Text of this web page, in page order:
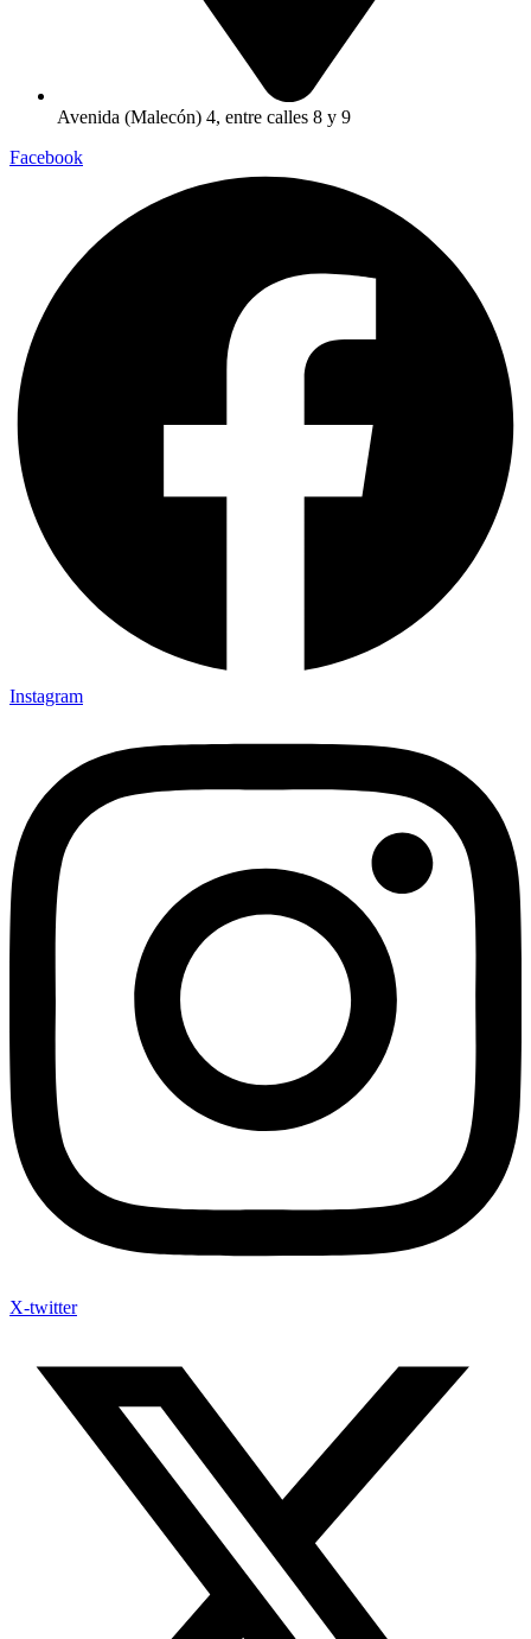
Avenida (Malecón) 4, entre calles 8 y 9
Facebook
Instagram
X-twitter